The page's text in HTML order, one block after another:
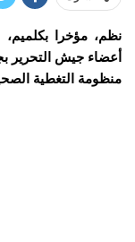
نظم، مؤخرا
أعضاء جيش التحرير
منظومة التغطية